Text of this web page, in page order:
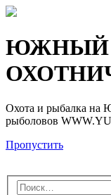
Регистрация
ЮЖНЫЙ
Охота и рыбалка на
рыболовов
Пропустить